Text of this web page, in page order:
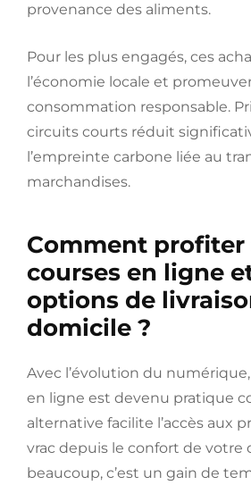
provenance des aliments.
Pour les plus engagés, ces
l’économie locale et
consommation responsable.
circuits courts réduit
l’empreinte carbone liée au
marchandises.
Comment profiter
courses en ligne
options de
domicile ?
Avec l’évolution du
en ligne est devenu pratique
alternative facilite l’accès aux
vrac depuis le confort de votre
beaucoup, c’est un gain de